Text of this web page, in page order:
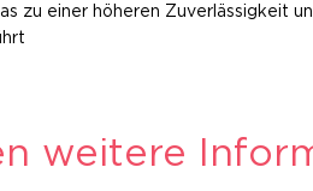
zu einer höheren Zuverlässigkeit
weitere